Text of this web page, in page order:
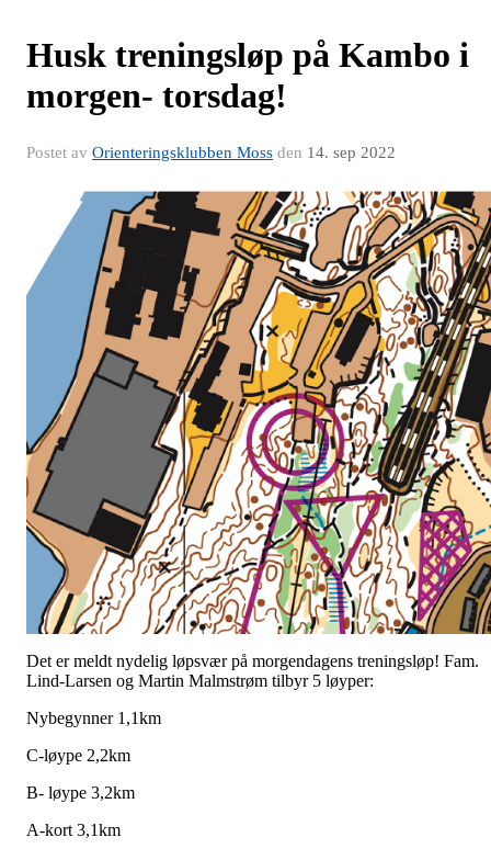
Husk treningsløp på Kambo i
morgen- torsdag!
Postet av Orienteringsklubben Moss den 14. sep 2022
Det er meldt nydelig løpsvær på morgendagens treningsløp! Fam.
Lind-Larsen og Martin Malmstrøm tilbyr 5 løyper:
Nybegynner 1,1km
C-løype 2,2km
B- løype 3,2km
A-kort 3,1km